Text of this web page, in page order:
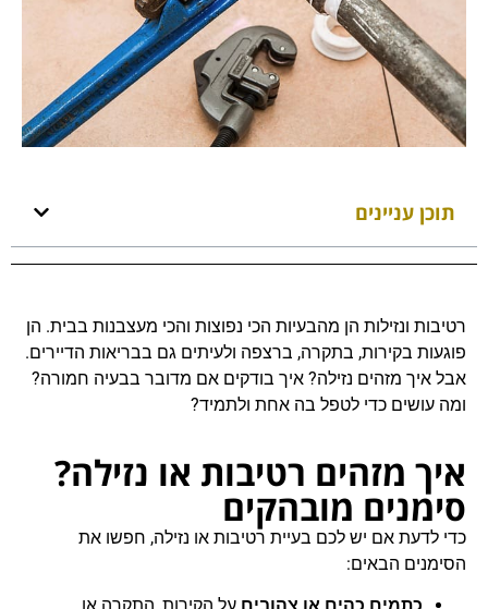
תוכן עניינים
רטיבות ונזילות הן מהבעיות הכי נפוצות והכי מעצבנות בבית. הן
פוגעות בקירות, בתקרה, ברצפה ולעיתים גם בבריאות הדיירים.
אבל איך מזהים נזילה? איך בודקים אם מדובר בבעיה חמורה?
ומה עושים כדי לטפל בה אחת ולתמיד?
איך מזהים רטיבות או נזילה?
סימנים מובהקים
כדי לדעת אם יש לכם בעיית רטיבות או נזילה, חפשו את
הסימנים הבאים: